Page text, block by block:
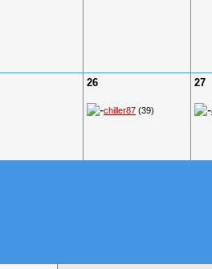
26
chiller87 (39)
27